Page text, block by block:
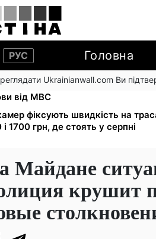
РУС Головна
Ukrainianwall.com Ви
з полону безплатно
від МВС
фіксують швидкість на
і 1700 грн, де стоять у серпні
Майдане
крушит